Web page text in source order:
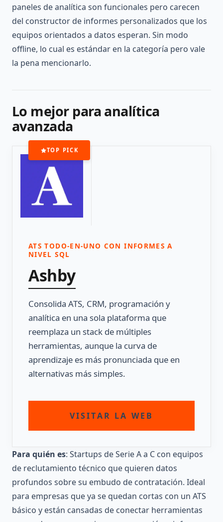
paneles de analítica son funcionales pero carecen
del constructor de informes personalizados que los
equipos orientados a datos esperan. Sin modo
offline, lo cual es estándar en la categoría pero vale
la pena mencionarlo.
Lo mejor para analítica
avanzada
ATS TODO-EN-UNO CON INFORMES A
NIVEL SQL
Ashby
TOP PICK
Consolida ATS, CRM, programación y
analítica en una sola plataforma que
reemplaza un stack de múltiples
herramientas, aunque la curva de
aprendizaje es más pronunciada que en
alternativas más simples.
VISITAR LA WEB
Para quién es: Startups de Serie A a C con equipos
de reclutamiento técnico que quieren datos
profundos sobre su embudo de contratación. Ideal
para empresas que ya se quedan cortas con un ATS
básico y están cansadas de conectar herramientas